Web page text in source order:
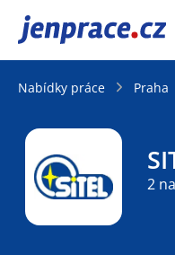
JenPráce.cz
Nabídky práce Praha
2